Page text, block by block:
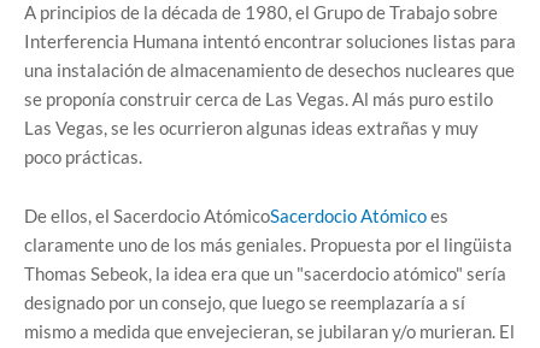
A principios de la década de 1980, el Grupo de Trabajo sobre
Interferencia Humana intentó encontrar soluciones listas para
una instalación de almacenamiento de desechos nucleares que
se proponía construir cerca de Las Vegas. Al más puro estilo
Las Vegas, se les ocurrieron algunas ideas extrañas y muy
poco prácticas.
De ellos, el Sacerdocio AtómicoSacerdocio Atómicoes
claramente uno de los más geniales. Propuesta por el lingüista
Thomas Sebeok, la idea era que un "sacerdocio atómico" sería
designado por un consejo, que luego se reemplazaría a sí
mismo a medida que envejecieran, se jubilaran y/o murieran. El